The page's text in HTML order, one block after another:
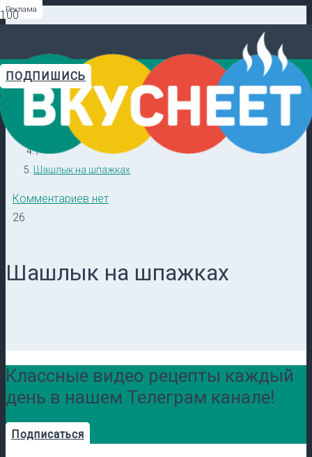
ПОДПИШИСЬ
Видеорецепты в ТГ →
Главная
/
Кулинарные секреты
/
Шашлык на шпажках
Комментариев нет
26
Шашлык на шпажках
Классные видео рецепты каждый
день в нашем Телеграм канале!
Подписаться
Реклама
Реклама
Реклама
Реклама
Реклама
Реклама